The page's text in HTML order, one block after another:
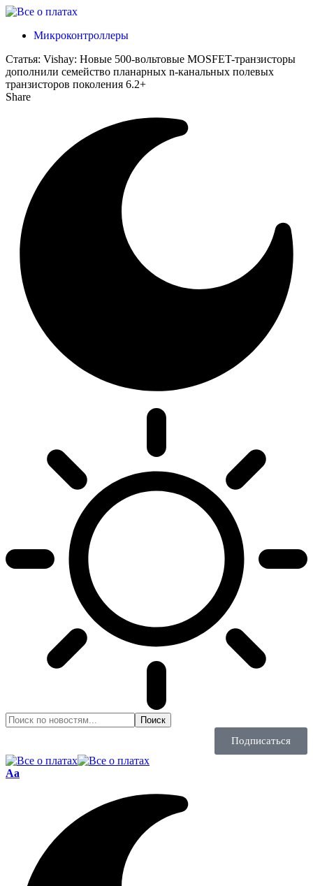
Микроконтроллеры
Статья: Vishay: Новые 500-вольтовые MOSFET-транзисторы
дополнили семейство планарных n-канальных полевых
транзисторов поколения 6.2+
Share
Подписаться
Aa